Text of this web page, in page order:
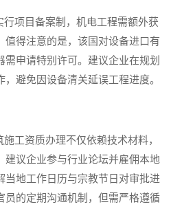
项目备案制，机电工程需额外获
值得注意的是，该国对设备进口有
申请特别许可。建议企业在规划
避免因设备清关延误工程进度。
资质办理不仅依赖技术材料，
建议企业参与行业论坛并雇佣本地
当地工作日历与宗教节日对审批进
员的定期沟通机制，但需严格遵循